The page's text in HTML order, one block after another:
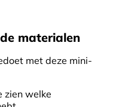
materialen
met deze mini-
zien welke